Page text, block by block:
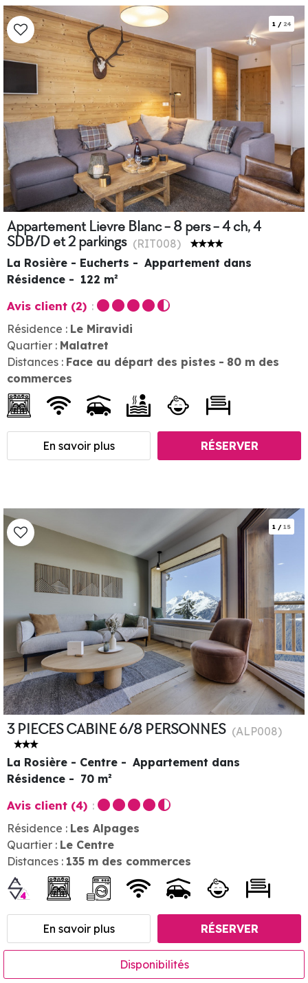
1 / 24
Appartement Lievre Blanc - 8 pers - 4 ch, 4
SDB/D et 2 parkings (RIT008)
La Rosière - Eucherts
Appartement dans
Résidence
122 m²
Avis client (2)
Résidence : Le Miravidi
Quartier : Malatret
Distances : Face au départ des pistes 80 m des
commerces
En savoir plus RÉSERVER
1 / 15
3 PIECES CABINE 6/8 PERSONNES (ALP008)
La Rosière - Centre
Appartement dans
Résidence
70 m²
Avis client (4)
Résidence : Les Alpages
Quartier : Le Centre
Distances : 135 m des commerces
En savoir plus RÉSERVER
Disponibilités